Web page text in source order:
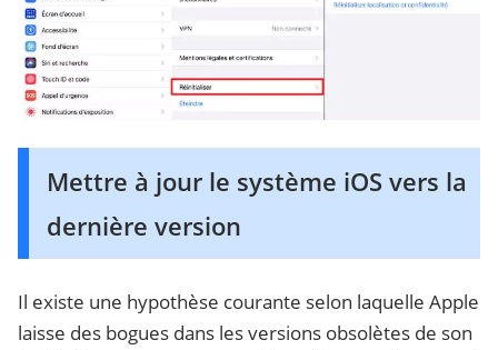
Mettre à jour le système iOS vers la
dernière version
Il existe une hypothèse courante selon laquelle Apple
laisse des bogues dans les versions obsolètes de son